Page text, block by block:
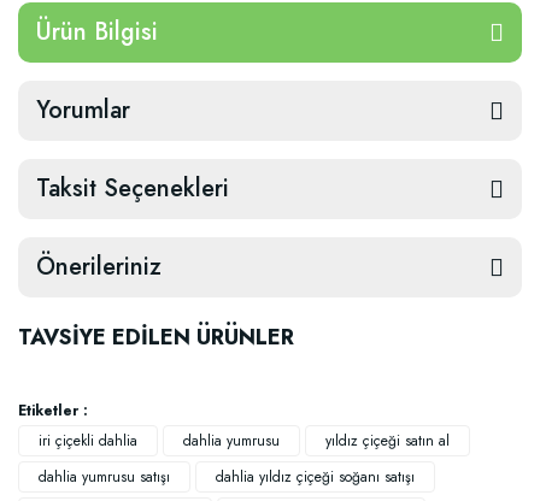
Ürün Bilgisi
Yorumlar
Taksit Seçenekleri
Önerileriniz
TAVSİYE EDİLEN ÜRÜNLER
Etiketler :
iri çiçekli dahlia
dahlia yumrusu
yıldız çiçeği satın al
dahlia yumrusu satışı
dahlia yıldız çiçeği soğanı satışı